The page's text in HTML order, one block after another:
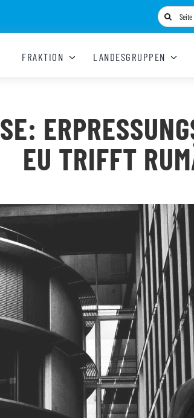
Suche
nach:
FRAKTION LANDESGRUPPEN
EU TRIFFT